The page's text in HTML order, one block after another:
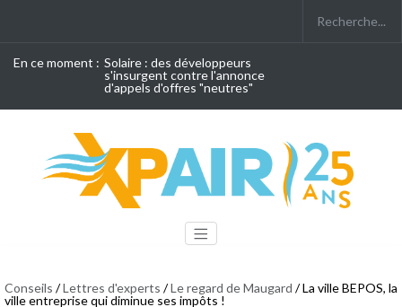
En ce moment : Solaire : des développeurs
s'insurgent contre l'annonce
d'appels d'offres "neutres"
Conseils /Lettres d'experts /Le regard de Maugard / La ville BEPOS, la
ville entreprise qui diminue ses impôts !